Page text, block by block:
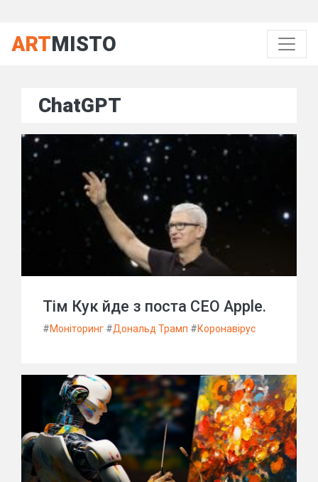
ARTMISTO
ChatGPT
Тім Кук йде з поста CEO Apple.
#Моніторинг #Дональд Трамп #Коронавірус